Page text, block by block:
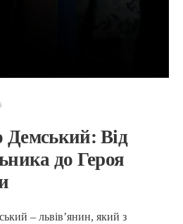
Демський: Від
до Героя
– львів’янин, який з